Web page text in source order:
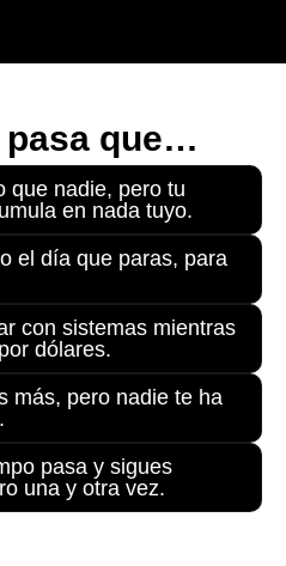
pasa que…
que nadie, pero tu
en nada tuyo.
el día que paras, para
con sistemas mientras
dólares.
más, pero nadie te ha
pasa y sigues
una y otra vez.